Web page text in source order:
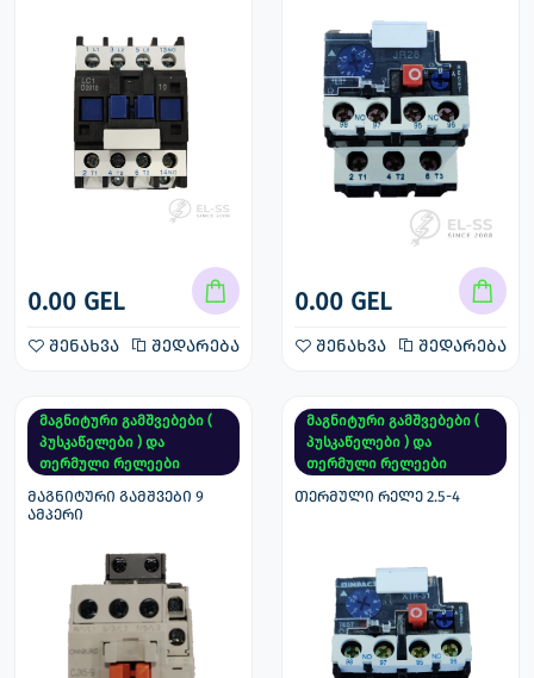
0.00 GEL
შენახვა შედარება
0.00 GEL
შენახვა შედარება
მაგნიტური გამშვებები (
პუსკაწელები ) და
თერმული რელეები
მაგნიტური გამშვები 9
ამპერი
მაგნიტური გამშვებები (
პუსკაწელები ) და
თერმული რელეები
თერმული რელე 2.5-4